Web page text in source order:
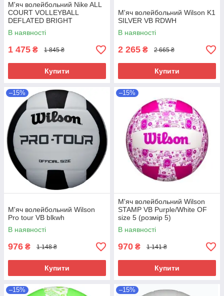
М'яч волейбольний Nike ALL
COURT VOLLEYBALL
DEFLATED BRIGHT
N.100.9072.823.05 (розмір 5)
В наявності
1 475 ₴ 1 845 ₴
Купити
М'яч волейбольний Wilson K1
SILVER VB RDWH
В наявності
2 265 ₴ 2 665 ₴
Купити
–15%
М'яч волейбольний Wilson
Pro tour VB blkwh
В наявності
976 ₴ 1 148 ₴
Купити
–15%
М'яч волейбольний Wilson
STAMP VB Purple/White OF
size 5 (розмір 5)
В наявності
970 ₴ 1 141 ₴
Купити
–15% –15%